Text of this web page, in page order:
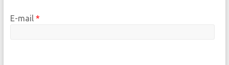
E-mail *